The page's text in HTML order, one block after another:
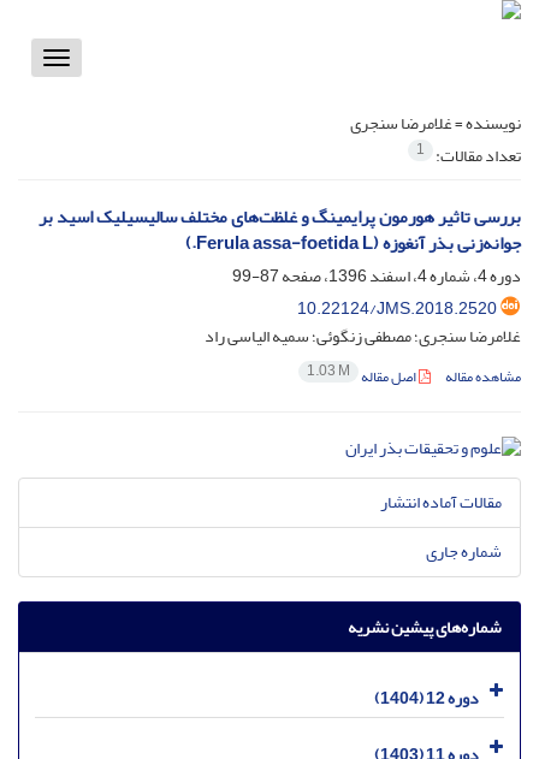
Toggle
نویسنده =غلامرضا سنجری
تعداد مقالات: 1
بررسی تاثیر هورمون پرایمینگ و غلظت‌های مختلف سالیسیلیک اسید بر
جوانه‌زنی بذر آنغوزه (Ferula assa-foetida L.)
دوره 4، شماره 4، اسفند 1396، صفحه
87-99
10.22124/JMS.2018.2520
غلامرضا سنجری؛ مصطفی زنگوئی؛ سمیه الیاسی راد
مشاهده مقاله اصل مقاله 1.03 M
مقالات آماده انتشار
شماره جاری
شماره‌های پیشین نشریه
دوره 12 (1404)